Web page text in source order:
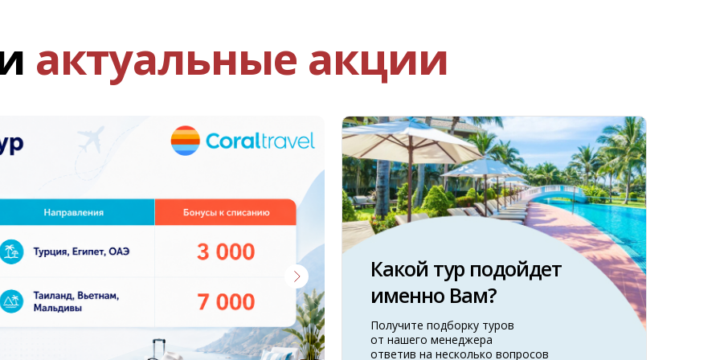
актуальные акции
Получите подборку туров
от нашего менеджера
ответив на несколько вопросов
Какой тур подойдет
именно Вам?